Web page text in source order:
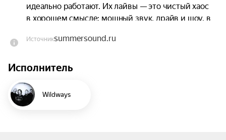
идеально работают. Их лайвы — это чистый хаос
в хорошем смысле: мощный звук, драйв и шоу, в
любимые хиты, и свежие треки.
Источникsummersound.ru
Исполнитель
Wildways